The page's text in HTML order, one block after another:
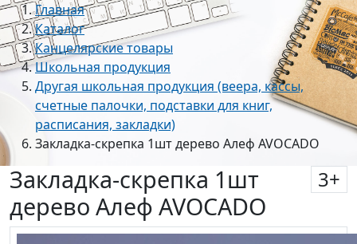
Главная
Каталог
Канцелярские товары
Школьная продукция
Другая школьная продукция (веера, кассы,
счетные палочки, подставки для книг,
расписания, закладки)
Закладка-скрепка 1шт дерево Алеф AVOCADO
Закладка-скрепка 1шт
дерево Алеф AVOCADO
3+